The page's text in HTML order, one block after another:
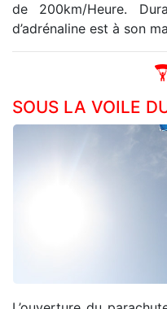
de 200km/Heure.
d’adrénaline est à son
SOUS LA VOILE